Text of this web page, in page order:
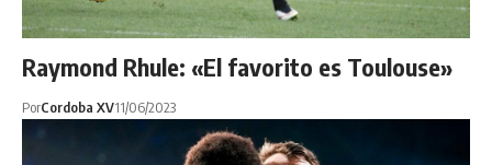
Raymond Rhule: «El favorito es Toulouse»
PorCordoba XV11/06/2023